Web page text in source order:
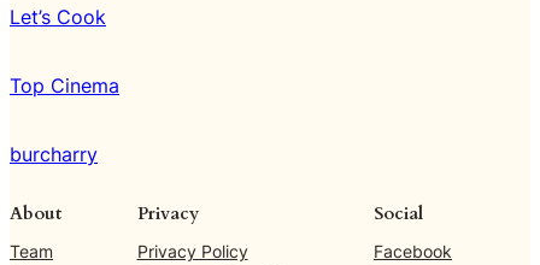
Let’s Cook
Top Cinema
burcharry
About
Team
Privacy
Privacy Policy
Social
Facebook